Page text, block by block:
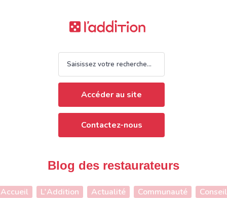
Accéder au site
Contactez-nous
Blog des restaurateurs
Accueil L'Addition Actualité Communauté Conseil